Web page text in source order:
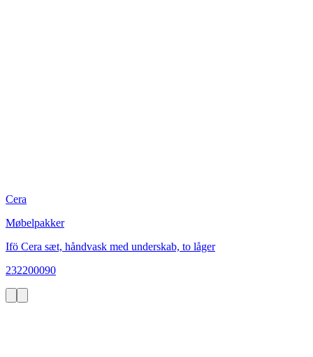
Cera
Møbelpakker
Ifö Cera sæt, håndvask med underskab, to låger
232200090